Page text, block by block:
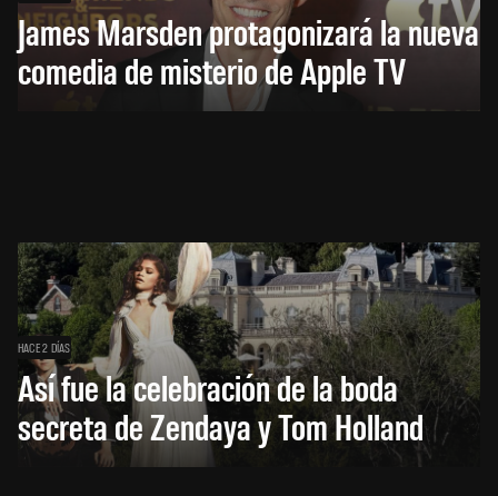
James Marsden protagonizará la nueva
comedia de misterio de Apple TV
HACE 2 DÍAS
Así fue la celebración de la boda
secreta de Zendaya y Tom Holland